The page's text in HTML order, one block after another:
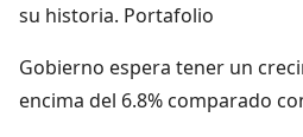
su historia. Portafolio
Gobierno espera tener un
encima del 6.8% comparado